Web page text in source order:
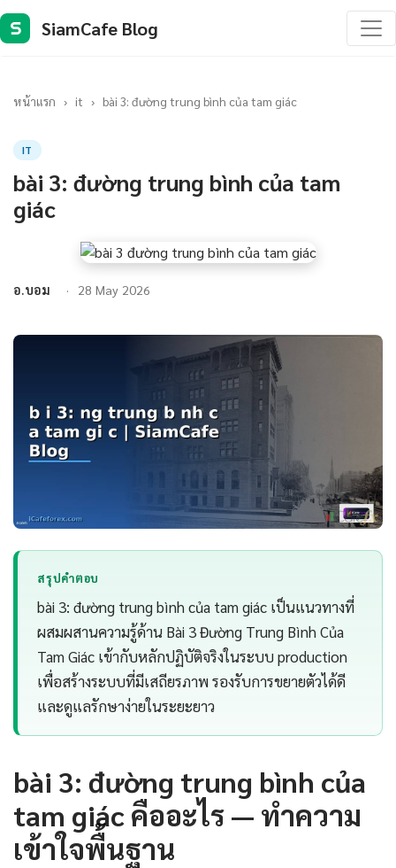
S SiamCafe Blog
หน้าแรก › it › bài 3: đường trung bình của tam giác
IT
bài 3: đường trung bình của tam
giác
อ.บอม 28 May 2026
สรุปคำตอบ
bài 3: đường trung bình của tam giác เป็นแนวทางที่
ผสมผสานความรู้ด้าน Bài 3 Đường Trung Bình Của
Tam Giác เข้ากับหลักปฏิบัติจริงในระบบ production
เพื่อสร้างระบบที่มีเสถียรภาพ รองรับการขยายตัวได้ดี
และดูแลรักษาง่ายในระยะยาว
bài 3: đường trung bình của
tam giác คืออะไร — ทำความ
เข้าใจพื้นฐาน